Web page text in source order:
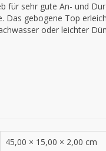
für sehr gute An- und
gebogene Top
oder leichter
45,00 × 15,00 × 2,00 cm